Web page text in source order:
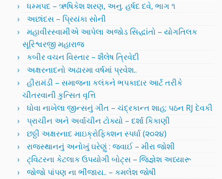
ધમ્મપદ – ઋષિકેશ શરણ, અનુ. હર્ષદ દવે, ભાગ ૧
અછાંદસ – પ્રિયંકા સોની
મહાવીરસ્વામીએ આપેલા અજોડ સિદ્ધાંતો – યોગતિલક
સૂરિશ્વરજી મહારાજ
કબીર વચન વિસ્તાર – શૈલેષ ત્રિવેદી
અક્ષરનાદનો અઢારમા વર્ષમાં પ્રવેશ..
હીરામંડી – સમાજના કલંકને ભપકાદાર આર્ટ તરીકે
ચીતરવાની કુત્સિત વૃત્તિ
ધોવા નાખેલા જીન્સનું ગીત – ચંદ્રકાન્ત શાહ; પઠન RJ દેવકી
પ્રાચીન અને અર્વાચીન ટોક્યો – દર્શા કિકાણી
છઠ્ઠી અક્ષરનાદ માઇક્રોફિક્શન સ્પર્ધા (૨૦૨૪)
રાજસ્થાનનું અનોખું ઘરેણું : જવાઈ – મીરા જોશી
ટ્વિટરના કેટલાક ઉપયોગી બોટ્સ – જિજ્ઞેશ અધ્યારૂ
જોજો પાંપણ ના ભીંજાય.. – કમલેશ જોષી